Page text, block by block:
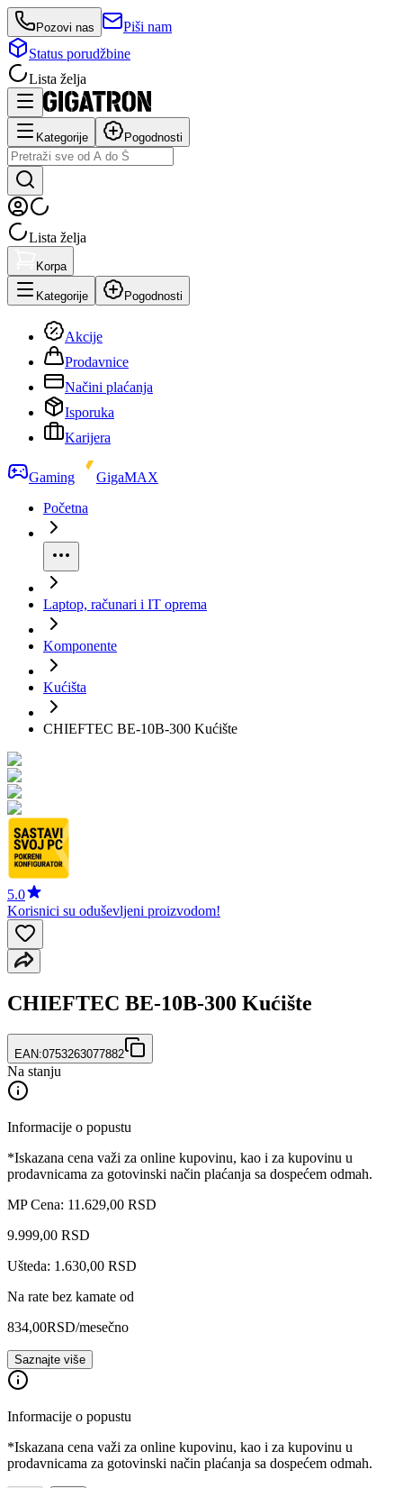
Pozovi nas
Piši nam
Status porudžbine
Lista želja
Kategorije Pogodnosti
Lista želja
Korpa
Kategorije Pogodnosti
Akcije
Prodavnice
Načini plaćanja
Isporuka
Karijera
Gaming
GigaMAX
Početna
Laptop, računari i IT oprema
Komponente
Kućišta
CHIEFTEC BE-10B-300 Kućište
5.0
Korisnici su oduševljeni proizvodom!
CHIEFTEC BE-10B-300 Kućište
EAN:0753263077882
Na stanju
Informacije o popustu
*Iskazana cena važi za online kupovinu, kao i za kupovinu u
prodavnicama za gotovinski način plaćanja sa dospećem odmah.
MP Cena: 11.629,00 RSD
9.999,00 RSD
Ušteda: 1.630,00 RSD
Na rate bez kamate od
834,00RSD/mesečno
Saznajte više
Informacije o popustu
*Iskazana cena važi za online kupovinu, kao i za kupovinu u
prodavnicama za gotovinski način plaćanja sa dospećem odmah.